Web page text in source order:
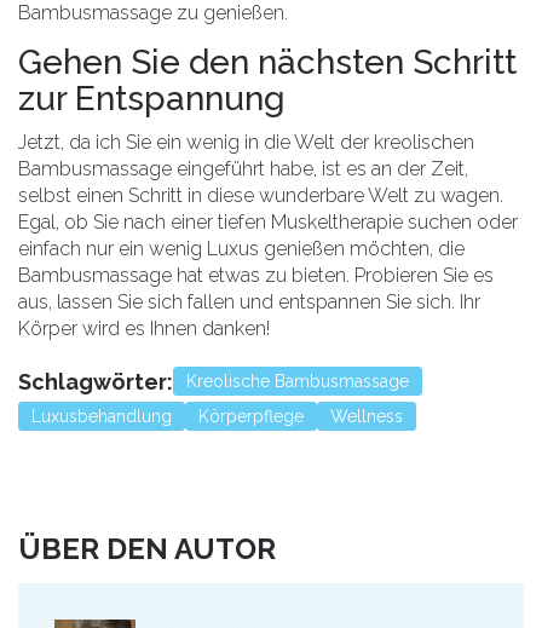
Bambusmassage zu genießen.
Gehen Sie den nächsten Schritt
zur Entspannung
Jetzt, da ich Sie ein wenig in die Welt der kreolischen
Bambusmassage eingeführt habe, ist es an der Zeit,
selbst einen Schritt in diese wunderbare Welt zu wagen.
Egal, ob Sie nach einer tiefen Muskeltherapie suchen oder
einfach nur ein wenig Luxus genießen möchten, die
Bambusmassage hat etwas zu bieten. Probieren Sie es
aus, lassen Sie sich fallen und entspannen Sie sich. Ihr
Körper wird es Ihnen danken!
Schlagwörter:
Kreolische Bambusmassage
Luxusbehandlung
Körperpflege Wellness
ÜBER DEN AUTOR